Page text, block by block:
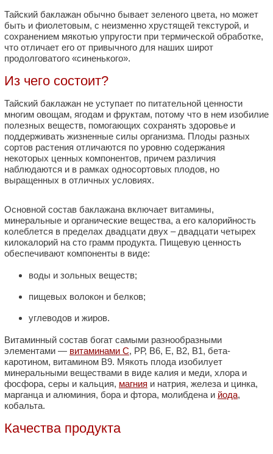
Тайский баклажан обычно бывает зеленого цвета, но может
быть и фиолетовым, с неизменно хрустящей текстурой, и
сохранением мякотью упругости при термической обработке,
что отличает его от привычного для наших широт
продолговатого «синенького».
Из чего состоит?
Тайский баклажан не уступает по питательной ценности
многим овощам, ягодам и фруктам, потому что в нем изобилие
полезных веществ, помогающих сохранять здоровье и
поддерживать жизненные силы организма. Плоды разных
сортов растения отличаются по уровню содержания
некоторых ценных компонентов, причем различия
наблюдаются и в рамках односортовых плодов, но
выращенных в отличных условиях.
Основной состав баклажана включает витамины,
минеральные и органические вещества, а его калорийность
колеблется в пределах двадцати двух – двадцати четырех
килокалорий на сто грамм продукта. Пищевую ценность
обеспечивают компоненты в виде:
воды и зольных веществ;
пищевых волокон и белков;
углеводов и жиров.
Витаминный состав богат самыми разнообразными
элементами — витаминами С, РР, В6, Е, В2, В1, бета-
каротином, витамином В9. Мякоть плода изобилует
минеральными веществами в виде калия и меди, хлора и
фосфора, серы и кальция, магния и натрия, железа и цинка,
марганца и алюминия, бора и фтора, молибдена и йода,
кобальта.
Качества продукта